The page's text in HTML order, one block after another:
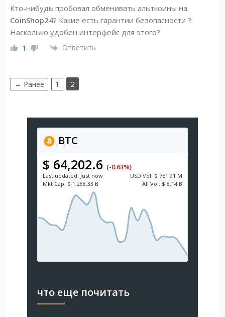
Кто-нибудь пробовал обменивать альткоины на
CoinShop24? Какие есть гарантии безопасности ?
Насколько удобен интерфейс для этого?
1 Ответить
← Ранее 1 2
BTC
$ 64,202.6 (-0.63%)
Last updated: Just now USD Vol: $ 751.91 M
Mkt Cap: $ 1,288.33 B All Vol: $ 8.14 B
что еще почитать